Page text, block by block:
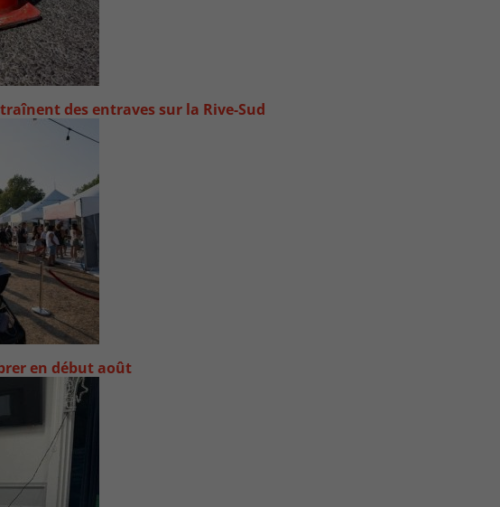
des entraves sur la Rive-Sud
en début août